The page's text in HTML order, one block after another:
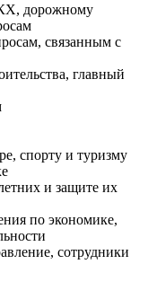
дорожному
связанным с
главный
спорту и туризму
и защите их
по экономике,
сотрудники